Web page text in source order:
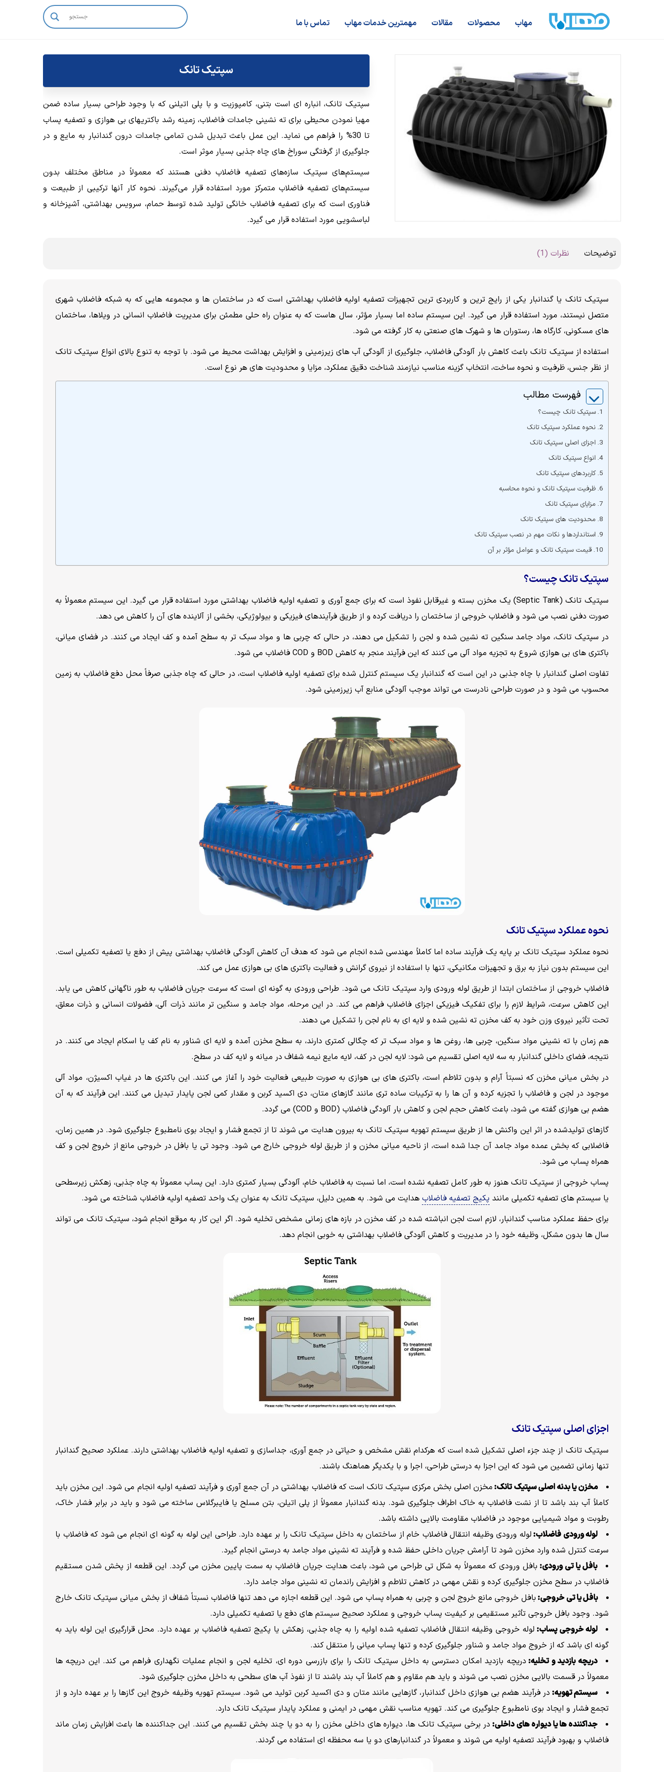
مهاب محصولات مقالات مهمترین خدمات مهاب تماس با ما
سپتیک تانک
سپتیک تانک، انباره ای است بتنی، کامپوزیت و با پلی اتیلنی که با وجود طراحی بسیار ساده ضمن
مهیا نمودن محیطی برای ته نشینی جامدات فاضلاب، زمینه رشد باکتریهای بی هوازی و تصفیه پساب
تا 30% را فراهم می نماید. این عمل باعث تبدیل شدن تمامی جامدات درون گندانبار به مایع و در
جلوگیری از گرفتگی سوراخ های چاه جذبی بسیار موثر است.
سیستم‌های سپتیک سازه‌های تصفیه فاضلاب دفنی هستند که معمولاً در مناطق مختلف بدون
سیستم‌های تصفیه فاضلاب متمرکز مورد استفاده قرار می‌گیرند. نحوه کار آنها ترکیبی از طبیعت و
فناوری است که برای تصفیه فاضلاب خانگی تولید شده توسط حمام، سرویس بهداشتی، آشپزخانه و
لباسشویی مورد استفاده قرار می گیرد.
توضیحات نظرات (1)
سپتیک تانک یا گندانبار یکی از رایج ترین و کاربردی ترین تجهیزات تصفیه اولیه فاضلاب بهداشتی است که در ساختمان ها و مجموعه هایی که به شبکه فاضلاب شهری
متصل نیستند، مورد استفاده قرار می گیرد. این سیستم ساده اما بسیار مؤثر، سال هاست که به عنوان راه حلی مطمئن برای مدیریت فاضلاب انسانی در ویلاها، ساختمان
های مسکونی، کارگاه ها، رستوران ها و شهرک های صنعتی به کار گرفته می شود.
استفاده از سپتیک تانک باعث کاهش بار آلودگی فاضلاب، جلوگیری از آلودگی آب های زیرزمینی و افزایش بهداشت محیط می شود. با توجه به تنوع بالای انواع سپتیک تانک
از نظر جنس، ظرفیت و نحوه ساخت، انتخاب گزینه مناسب نیازمند شناخت دقیق عملکرد، مزایا و محدودیت های هر نوع است.
فهرست مطالب
سپتیک تانک چیست؟
نحوه عملکرد سپتیک تانک
اجزای اصلی سپتیک تانک
انواع سپتیک تانک
کاربردهای سپتیک تانک
ظرفیت سپتیک تانک و نحوه محاسبه
مزایای سپتیک تانک
محدودیت های سپتیک تانک
استانداردها و نکات مهم در نصب سپتیک تانک
قیمت سپتیک تانک و عوامل مؤثر بر آن
سپتیک تانک چیست؟
سپتیک تانک (Septic Tank) یک مخزن بسته و غیرقابل نفوذ است که برای جمع آوری و تصفیه اولیه فاضلاب بهداشتی مورد استفاده قرار می گیرد. این سیستم معمولاً به
صورت دفنی نصب می شود و فاضلاب خروجی از ساختمان را دریافت کرده و از طریق فرآیندهای فیزیکی و بیولوژیکی، بخشی از آلاینده های آن را کاهش می دهد.
در سپتیک تانک، مواد جامد سنگین ته نشین شده و لجن را تشکیل می دهند، در حالی که چربی ها و مواد سبک تر به سطح آمده و کف ایجاد می کنند. در فضای میانی،
باکتری های بی هوازی شروع به تجزیه مواد آلی می کنند که این فرآیند منجر به کاهش BOD و COD فاضلاب می شود.
تفاوت اصلی گندانبار با چاه جذبی در این است که گندانبار یک سیستم کنترل شده برای تصفیه اولیه فاضلاب است، در حالی که چاه جذبی صرفاً محل دفع فاضلاب به زمین
محسوب می شود و در صورت طراحی نادرست می تواند موجب آلودگی منابع آب زیرزمینی شود.
نحوه عملکرد سپتیک تانک
نحوه عملکرد سپتیک تانک بر پایه یک فرآیند ساده اما کاملاً مهندسی شده انجام می شود که هدف آن کاهش آلودگی فاضلاب بهداشتی پیش از دفع یا تصفیه تکمیلی است.
این سیستم بدون نیاز به برق و تجهیزات مکانیکی، تنها با استفاده از نیروی گرانش و فعالیت باکتری های بی هوازی عمل می کند.
فاضلاب خروجی از ساختمان ابتدا از طریق لوله ورودی وارد سپتیک تانک می شود. طراحی ورودی به گونه ای است که سرعت جریان فاضلاب به طور ناگهانی کاهش می یابد.
این کاهش سرعت، شرایط لازم را برای تفکیک فیزیکی اجزای فاضلاب فراهم می کند. در این مرحله، مواد جامد و سنگین تر مانند ذرات آلی، فضولات انسانی و ذرات معلق،
تحت تأثیر نیروی وزن خود به کف مخزن ته نشین شده و لایه ای به نام لجن را تشکیل می دهند.
هم زمان با ته نشینی مواد سنگین، چربی ها، روغن ها و مواد سبک تر که چگالی کمتری دارند، به سطح مخزن آمده و لایه ای شناور به نام کف یا اسکام ایجاد می کنند. در
نتیجه، فضای داخلی گندانبار به سه لایه اصلی تقسیم می شود: لایه لجن در کف، لایه مایع نیمه شفاف در میانه و لایه کف در سطح.
در بخش میانی مخزن که نسبتاً آرام و بدون تلاطم است، باکتری های بی هوازی به صورت طبیعی فعالیت خود را آغاز می کنند. این باکتری ها در غیاب اکسیژن، مواد آلی
موجود در لجن و فاضلاب را تجزیه کرده و آن ها را به ترکیبات ساده تری مانند گازهای متان، دی اکسید کربن و مقدار کمی لجن پایدار تبدیل می کنند. این فرآیند که به آن
هضم بی هوازی گفته می شود، باعث کاهش حجم لجن و کاهش بار آلودگی فاضلاب (BOD و COD) می گردد.
گازهای تولیدشده در اثر این واکنش ها از طریق سیستم تهویه سپتیک تانک به بیرون هدایت می شوند تا از تجمع فشار و ایجاد بوی نامطبوع جلوگیری شود. در همین زمان،
فاضلابی که بخش عمده مواد جامد آن جدا شده است، از ناحیه میانی مخزن و از طریق لوله خروجی خارج می شود. وجود تی یا بافل در خروجی مانع از خروج لجن و کف
همراه پساب می شود.
پساب خروجی از سپتیک تانک هنوز به طور کامل تصفیه نشده است، اما نسبت به فاضلاب خام، آلودگی بسیار کمتری دارد. این پساب معمولاً به چاه جذبی، زهکش زیرسطحی
یا سیستم های تصفیه تکمیلی مانند پکیج تصفیه فاضلاب هدایت می شود. به همین دلیل، سپتیک تانک به عنوان یک واحد تصفیه اولیه فاضلاب شناخته می شود.
برای حفظ عملکرد مناسب گندانبار، لازم است لجن انباشته شده در کف مخزن در بازه های زمانی مشخص تخلیه شود. اگر این کار به موقع انجام شود، سپتیک تانک می تواند
سال ها بدون مشکل، وظیفه خود را در مدیریت و کاهش آلودگی فاضلاب بهداشتی به خوبی انجام دهد.
اجزای اصلی سپتیک تانک
سپتیک تانک از چند جزء اصلی تشکیل شده است که هرکدام نقش مشخص و حیاتی در جمع آوری، جداسازی و تصفیه اولیه فاضلاب بهداشتی دارند. عملکرد صحیح گندانبار
تنها زمانی تضمین می شود که این اجزا به درستی طراحی، اجرا و با یکدیگر هماهنگ باشند.
مخزن یا بدنه اصلی سپتیک تانک: مخزن اصلی بخش مرکزی سپتیک تانک است که فاضلاب بهداشتی در آن جمع آوری و فرآیند تصفیه اولیه انجام می شود. این مخزن باید
کاملاً آب بند باشد تا از نشت فاضلاب به خاک اطراف جلوگیری شود. بدنه گندانبار معمولاً از پلی اتیلن، بتن مسلح یا فایبرگلاس ساخته می شود و باید در برابر فشار خاک،
رطوبت و مواد شیمیایی موجود در فاضلاب مقاومت بالایی داشته باشد.
لوله ورودی فاضلاب: لوله ورودی وظیفه انتقال فاضلاب خام از ساختمان به داخل سپتیک تانک را بر عهده دارد. طراحی این لوله به گونه ای انجام می شود که فاضلاب با
سرعت کنترل شده وارد مخزن شود تا آرامش جریان داخلی حفظ شده و فرآیند ته نشینی مواد جامد به درستی انجام گیرد.
بافل یا تی ورودی: بافل ورودی که معمولاً به شکل تی طراحی می شود، باعث هدایت جریان فاضلاب به سمت پایین مخزن می گردد. این قطعه از پخش شدن مستقیم
فاضلاب در سطح مخزن جلوگیری کرده و نقش مهمی در کاهش تلاطم و افزایش راندمان ته نشینی مواد جامد دارد.
بافل یا تی خروجی: بافل خروجی مانع خروج لجن و چربی به همراه پساب می شود. این قطعه اجازه می دهد تنها فاضلاب نسبتاً شفاف از بخش میانی سپتیک تانک خارج
شود. وجود بافل خروجی تأثیر مستقیمی بر کیفیت پساب خروجی و عملکرد صحیح سیستم های دفع یا تصفیه تکمیلی دارد.
لوله خروجی پساب: لوله خروجی وظیفه انتقال فاضلاب تصفیه شده اولیه را به چاه جذبی، زهکش یا پکیج تصفیه فاضلاب بر عهده دارد. محل قرارگیری این لوله باید به
گونه ای باشد که از خروج مواد جامد و شناور جلوگیری کرده و تنها پساب میانی را منتقل کند.
دریچه بازدید و تخلیه:دریچه بازدید امکان دسترسی به داخل سپتیک تانک را برای بازرسی دوره ای، تخلیه لجن و انجام عملیات نگهداری فراهم می کند. این دریچه ها
معمولاً در قسمت بالایی مخزن نصب می شوند و باید هم مقاوم و هم کاملاً آب بند باشند تا از نفوذ آب های سطحی به داخل مخزن جلوگیری شود.
سیستم تهویه: در فرآیند هضم بی هوازی داخل گندانبار، گازهایی مانند متان و دی اکسید کربن تولید می شود. سیستم تهویه وظیفه خروج این گازها را بر عهده دارد و از
تجمع فشار و ایجاد بوی نامطبوع جلوگیری می کند. تهویه مناسب نقش مهمی در ایمنی و عملکرد پایدار سپتیک تانک دارد.
جداکننده ها یا دیواره های داخلی: در برخی سپتیک تانک ها، دیواره های داخلی مخزن را به دو یا چند بخش تقسیم می کنند. این جداکننده ها باعث افزایش زمان ماند
فاضلاب و بهبود فرآیند تصفیه اولیه می شوند و معمولاً در گندانبارهای دو یا سه محفظه ای استفاده می گردند.